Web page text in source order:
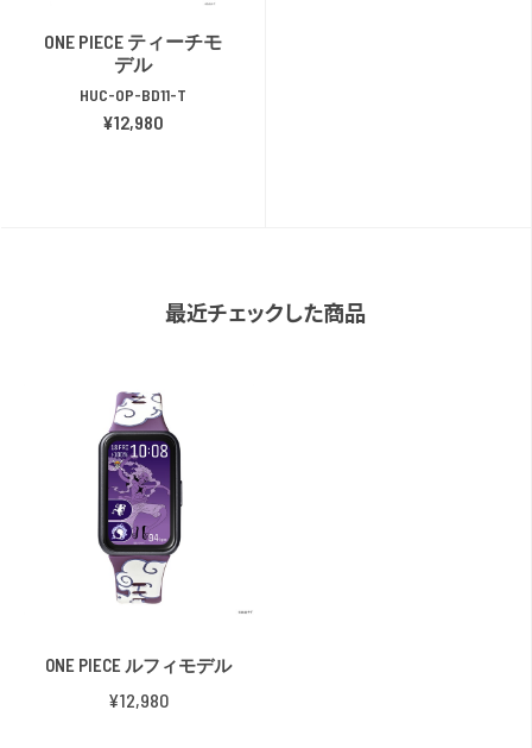
ONE PIECE ティーチモ
デル
HUC-OP-BD11-T
¥12,980
最近チェックした商品
ONE PIECE ルフィモデル
¥12,980